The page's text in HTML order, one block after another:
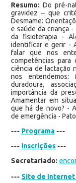
Resumo: Do pré-
gravidez – que
Desmame:
e saúde da criança
da fisioterapia -
identificar e gerir -
falar que nos
competências para
ciência de lactação
nos entendemos:
duradoura,
importância da
Amamentar em
que há de novo? -
de emergência -
--- Programa---
--- Inscrições---
Secretariado:
--- Site de Internet